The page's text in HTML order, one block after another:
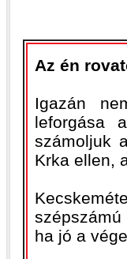
Az én
Igazán
leforgása
számoljuk
Krka ellen,
ha jó a